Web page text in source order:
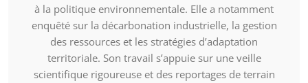
à la politique environnementale. Elle a notamment
enquêté sur la décarbonation industrielle, la gestion
des ressources et les stratégies d’adaptation
territoriale. Son travail s’appuie sur une veille
scientifique rigoureuse et des reportages de terrain